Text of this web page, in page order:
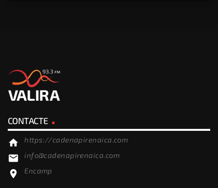
CONTACTE
home https://cadenapirenaica.com
email info@cadenapirenaica.com
location_on Encamp